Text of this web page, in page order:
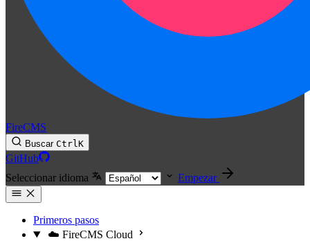
FireCMS
Buscar CtrlK
GitHub
Seleccionar idioma
Empezar
Primeros pasos
☁️ FireCMS Cloud